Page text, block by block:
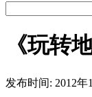
《玩转
发布时间: 2012年